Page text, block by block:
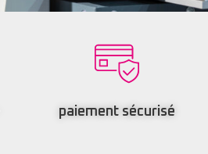
paiement sécurisé